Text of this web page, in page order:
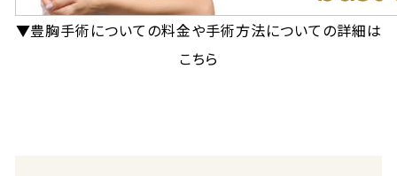
▼豊胸手術についての料金や手術方法についての詳細は
こちら